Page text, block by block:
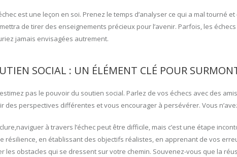
est une leçon en soi. Prenez le temps d’analyser ce qui a mal tourné
de tirer des enseignements précieux pour l’avenir. Parfois, les
jamais envisagées autrement.
SOCIAL : UN ÉLÉMENT CLÉ POUR
pas le pouvoir du soutien social. Parlez de vos échecs avec des
des perspectives différentes et vous encourager à persévérer. Vous
à travers l’échec peut être difficile, mais c’est une étape
résilience, en établissant des objectifs réalistes, en apprenant de vos
les obstacles qui se dressent sur votre chemin. Souvenez-vous que la